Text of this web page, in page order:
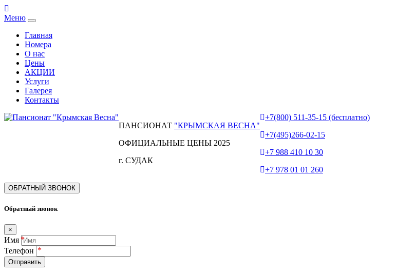
Меню
Главная
Номера
О нас
Цены
АКЦИИ
Услуги
Галерея
Контакты
ПАНСИОНАТ "КРЫМСКАЯ ВЕСНА"
ОФИЦИАЛЬНЫЕ ЦЕНЫ 2025
г. СУДАК
+7(800) 511-35-15 (бесплатно)
+7(495)266-02-15
+7 988 410 10 30
+7 978 01 01 260
ОБРАТНЫЙ ЗВОНОК
Обратный звонок
×
Имя
Телефон
Отправить